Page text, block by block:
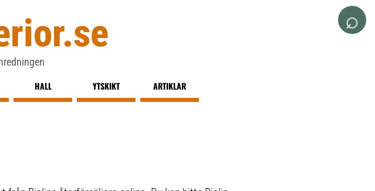
⌕
HALL YTSKIKT ARTIKLAR